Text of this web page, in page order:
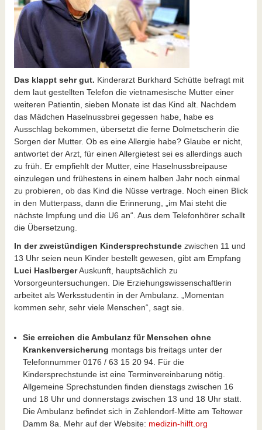
Das klappt sehr gut. Kinderarzt Burkhard Schütte befragt mit
dem laut gestellten Telefon die vietnamesische Mutter einer
weiteren Patientin, sieben Monate ist das Kind alt. Nachdem
das Mädchen Haselnussbrei gegessen habe, habe es
Ausschlag bekommen, übersetzt die ferne Dolmetscherin die
Sorgen der Mutter. Ob es eine Allergie habe? Glaube er nicht,
antwortet der Arzt, für einen Allergietest sei es allerdings auch
zu früh. Er empfiehlt der Mutter, eine Haselnussbreipause
einzulegen und frühestens in einem halben Jahr noch einmal
zu probieren, ob das Kind die Nüsse vertrage. Noch einen Blick
in den Mutterpass, dann die Erinnerung, „im Mai steht die
nächste Impfung und die U6 an“. Aus dem Telefonhörer schallt
die Übersetzung.
In der zweistündigen Kindersprechstundezwischen 11 und
13 Uhr seien neun Kinder bestellt gewesen, gibt am Empfang
Luci HaslbergerAuskunft, hauptsächlich zu
Vorsorgeuntersuchungen. Die Erziehungswissenschaftlerin
arbeitet als Werksstudentin in der Ambulanz. „Momentan
kommen sehr, sehr viele Menschen“, sagt sie.
Sie erreichen die Ambulanz für Menschen ohne
Krankenversicherung montags bis freitags unter der
Telefonnummer 0176 / 63 15 20 94. Für die
Kindersprechstunde ist eine Terminvereinbarung nötig.
Allgemeine Sprechstunden finden dienstags zwischen 16
und 18 Uhr und donnerstags zwischen 13 und 18 Uhr statt.
Die Ambulanz befindet sich in Zehlendorf-Mitte am Teltower
Damm 8a. Mehr auf der Website: medizin-hilft.org